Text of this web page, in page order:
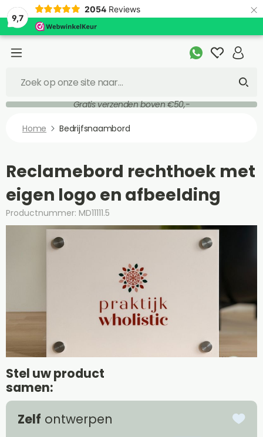
9,7
2054 Reviews ×
Gratis verzenden boven €50,-
Home Bedrijfsnaambord
Reclamebord rechthoek met
eigen logo en afbeelding
Productnummer: MD11111.5
Stel uw product
samen:
Zelf ontwerpen